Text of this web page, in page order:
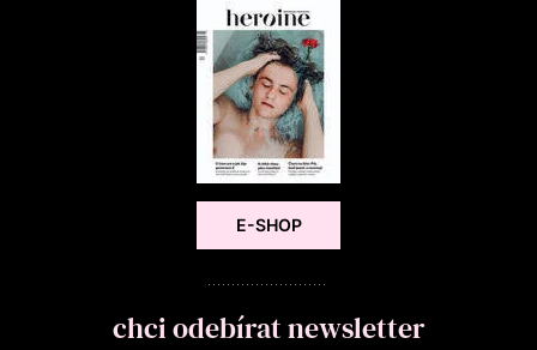
E-SHOP
chci odebírat newsletter